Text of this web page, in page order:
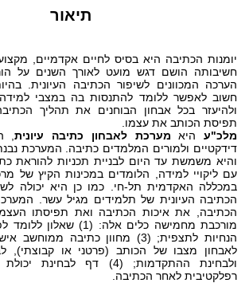
תיאור
יומנות הכתיבה היא בסיס לחיים אקדמיים,
חשיבותה הושם דגש מועט לאורך השנים על
הערכה המכוונים לשיפור הכתיבה העיונית.
חשוב לאפשר ללומד להתנסות בה במצבי למידה
ולהיעזר בכל אבחון הבוחנים את תהליך
תפיסת הכותב את עצמו.
מלכ"עהיא מערכת לאבחון כתיבה עיונית,
דידקטיים ולמורים המלמדים כתיבה. המערכת
והיא משמשת עד היום לבניית תכניות להוראת
עם ליקויי למידה, הלומדים במכינות הקיץ של
במכללה האקדמית תל-חי. כמו כן היא יכולה
הכתיבה העיונית של תלמידים מגיל עשר.
הכתיבה, את איכות הכתיבה ואת תפיסתו
הנחיות לתצפית; (3) מחוון כתיבה
לאבחון מצבו של הכותב (פרטני או קבוצתי),
רפלקטיבית לאחר הכתיבה.